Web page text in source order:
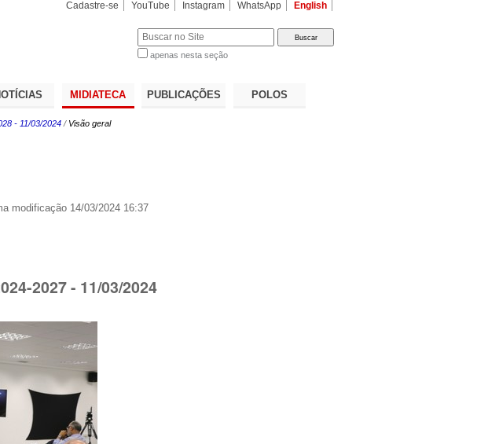
Cadastre-se YouTube Instagram WhatsApp English
apenas nesta seção
MIDIATECA PUBLICAÇÕES POLOS
- 11/03/2024 / Visão geral
modificação14/03/2024 16:37
2027 - 11/03/2024